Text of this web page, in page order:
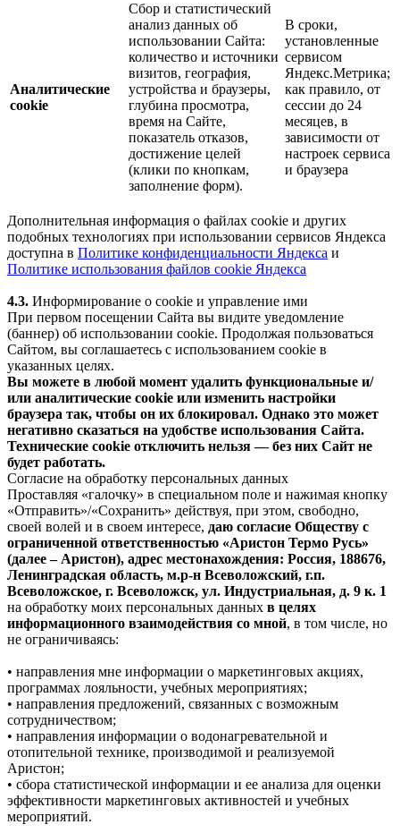
Аналитические
cookie
Сбор и статистический
анализ данных об
использовании Сайта:
количество и источники
визитов, география,
устройства и браузеры,
глубина просмотра,
время на Сайте,
показатель отказов,
достижение целей
(клики по кнопкам,
заполнение форм).
В сроки,
установленные
сервисом
Яндекс.Метрика;
как правило, от
сессии до 24
месяцев, в
зависимости от
настроек сервиса
и браузера
Дополнительная информация о файлах cookie и других
подобных технологиях при использовании сервисов Яндекса
доступна в Политике конфиденциальности Яндекса и
Политике использования файлов cookie Яндекса
4.3. Информирование о cookie и управление ими
При первом посещении Сайта вы видите уведомление
(баннер) об использовании cookie. Продолжая пользоваться
Сайтом, вы соглашаетесь с использованием cookie в
указанных целях.
Вы можете в любой момент удалить функциональные и/
или аналитические cookie или изменить настройки
браузера так, чтобы он их блокировал. Однако это может
негативно сказаться на удобстве использования Сайта.
Технические cookie отключить нельзя — без них Сайт не
будет работать.
Согласие на обработку персональных данных
Проставляя «галочку» в специальном поле и нажимая кнопку
«Отправить»/«Сохранить» действуя, при этом, свободно,
своей волей и в своем интересе, даю согласие Обществу с
ограниченной ответственностью «Аристон Термо Русь»
(далее – Аристон), адрес местонахождения: Россия, 188676,
Ленинградская область, м.р-н Всеволожский, г.п.
Всеволожское, г. Всеволожск, ул. Индустриальная, д. 9 к. 1
на обработку моих персональных данных в целях
информационного взаимодействия со мной, в том числе, но
не ограничиваясь:
• направления мне информации о маркетинговых акциях,
программах лояльности, учебных мероприятиях;
• направления предложений, связанных с возможным
сотрудничеством;
• направления информации о водонагревательной и
отопительной технике, производимой и реализуемой
Аристон;
• сбора статистической информации и ее анализа для оценки
эффективности маркетинговых активностей и учебных
мероприятий.